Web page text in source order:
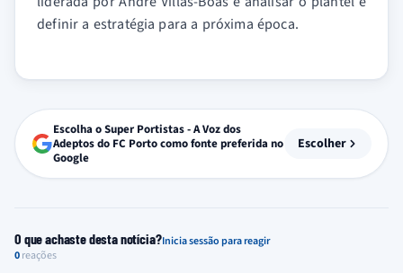
definir a estratégia para a próxima época.
Escolha o Super Portistas - A Voz dos
Adeptos do FC Porto como fonte preferida no
Google
Escolher
O que achaste desta notícia?Inicia sessão para reagir
0reações